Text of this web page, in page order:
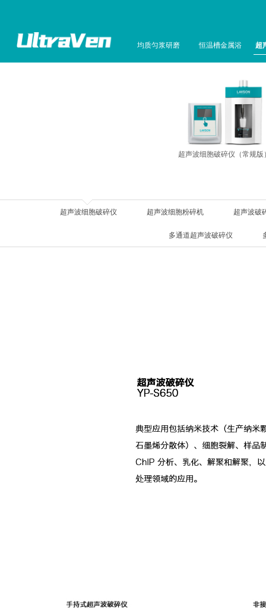
均质匀浆研磨 恒温槽金属浴 超
超声波细胞破碎仪（常规版
超声波细胞破碎仪 超声波细胞粉碎机 超声波破
多通道超声波破碎仪